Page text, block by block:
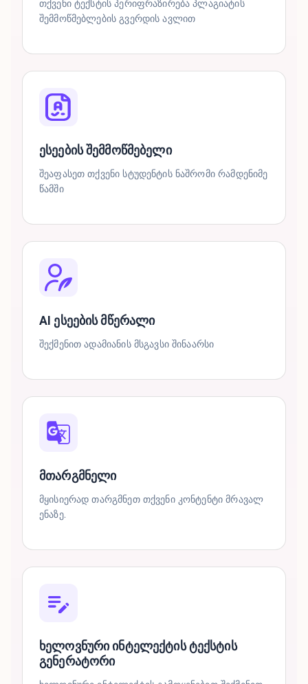
თქვენი ტექსტის პერიფრაზირება პლაგიატის
შემმოწმებლების გვერდის ავლით
ესეების შემმოწმებელი
შეაფასეთ თქვენი სტუდენტის ნაშრომი რამდენიმე
წამში
AI ესეების მწერალი
შექმენით ადამიანის მსგავსი შინაარსი
მთარგმნელი
მყისიერად თარგმნეთ თქვენი კონტენტი მრავალ
ენაზე.
ხელოვნური ინტელექტის ტექსტის
გენერატორი